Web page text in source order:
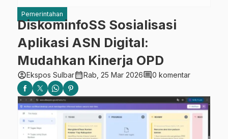
Pemerintahan
DiskominfoSS Sosialisasi
Aplikasi ASN Digital:
Mudahkan Kinerja OPD
account_circleEkspos Sulbarcalendar_monthRab, 25 Mar 2026comment0 komentar